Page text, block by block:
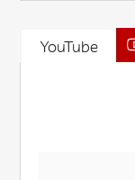
YouTube